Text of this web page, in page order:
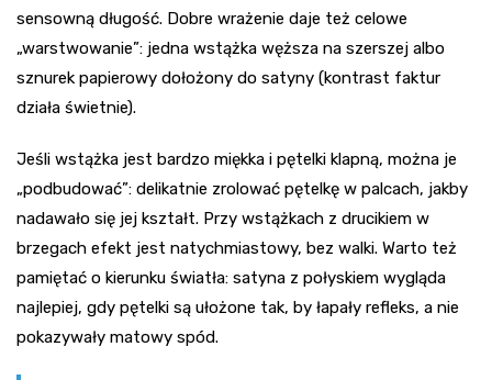
sensowną długość. Dobre wrażenie daje też celowe
„warstwowanie”: jedna wstążka węższa na szerszej albo
sznurek papierowy dołożony do satyny (kontrast faktur
działa świetnie).
Jeśli wstążka jest bardzo miękka i pętelki klapną, można je
„podbudować”: delikatnie zrolować pętelkę w palcach, jakby
nadawało się jej kształt. Przy wstążkach z drucikiem w
brzegach efekt jest natychmiastowy, bez walki. Warto też
pamiętać o kierunku światła: satyna z połyskiem wygląda
najlepiej, gdy pętelki są ułożone tak, by łapały refleks, a nie
pokazywały matowy spód.